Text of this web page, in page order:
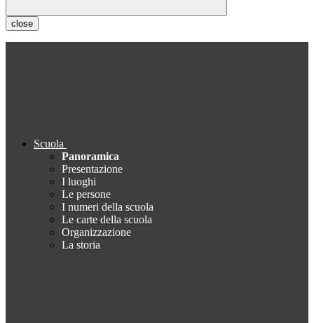
close
Scuola
Panoramica
Presentazione
I luoghi
Le persone
I numeri della scuola
Le carte della scuola
Organizzazione
La storia